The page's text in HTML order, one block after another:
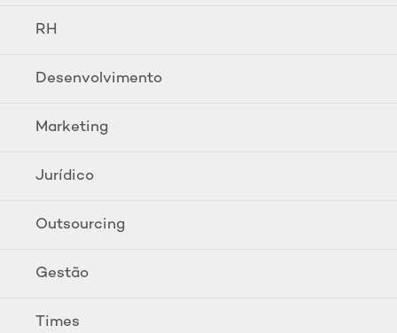
RH
Desenvolvimento
Marketing
Jurídico
Outsourcing
Gestão
Times